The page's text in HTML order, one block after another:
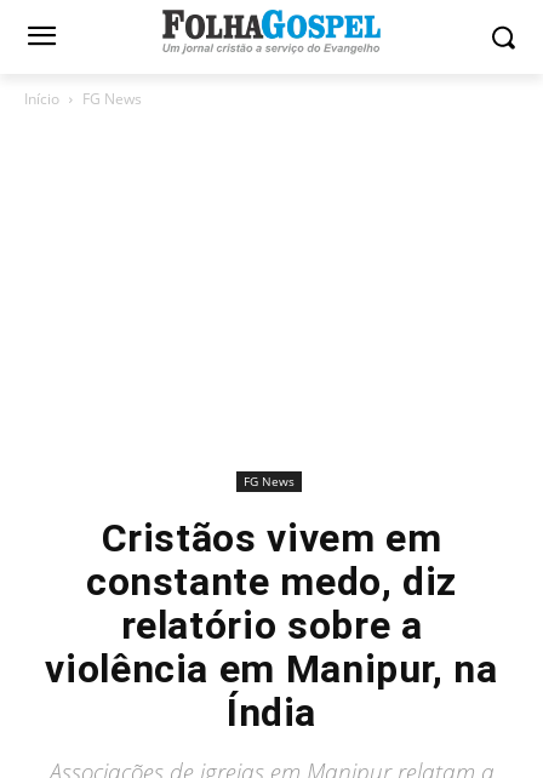
Início FG News
FG News
Cristãos vivem em
constante medo, diz
relatório sobre a
violência em Manipur, na
Índia